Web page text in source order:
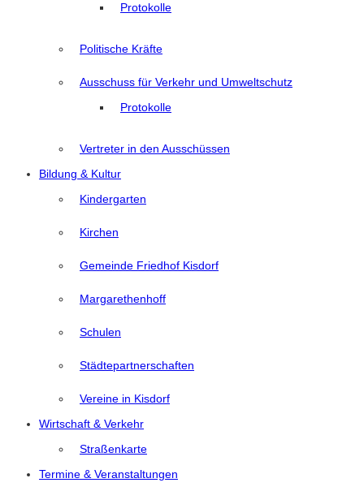
Protokolle
Politische Kräfte
Ausschuss für Verkehr und Umweltschutz
Protokolle
Vertreter in den Ausschüssen
Bildung & Kultur
Kindergarten
Kirchen
Gemeinde Friedhof Kisdorf
Margarethenhoff
Schulen
Städtepartnerschaften
Vereine in Kisdorf
Wirtschaft & Verkehr
Straßenkarte
Termine & Veranstaltungen